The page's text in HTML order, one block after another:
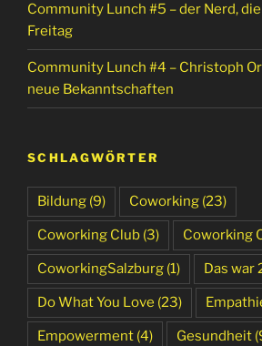
Community Lunch #5 – der Nerd,
Freitag
Community Lunch #4 – Christoph
neue Bekanntschaften
SCHLAGWÖRTER
Bildung (9) Coworking (23)
Coworking Club (3) Coworking
CoworkingSalzburg (1) Das war
Do What You Love (23)
Empowerment (4) Gesundheit